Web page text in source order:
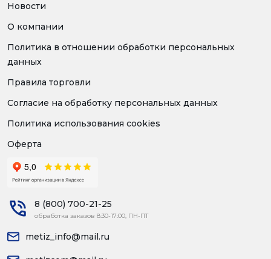
Новости
О компании
Политика в отношении обработки персональных
данных
Правила торговли
Согласие на обработку персональных данных
Политика использования cookies
Оферта
8 (800) 700-21-25
обработка заказов 8:30-17:00, ПН-ПТ
metiz_info@mail.ru